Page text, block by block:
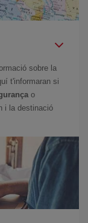
sobre la
t'informaran si
o
i la destinació